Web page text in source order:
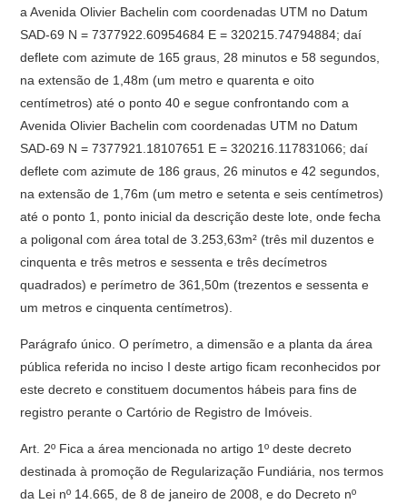
Parágrafo único. O perímetro, a dimensão e a planta da área
pública referida no inciso I deste artigo ficam reconhecidos por
este decreto e constituem documentos hábeis para fins de
registro perante o Cartório de Registro de Imóveis.
Art. 2º Fica a área mencionada no artigo 1º deste decreto
destinada à promoção de Regularização Fundiária, nos termos
da Lei nº 14.665, de 8 de janeiro de 2008, e do Decreto nº